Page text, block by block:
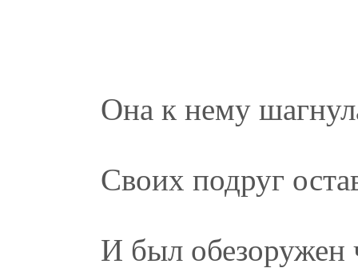
Она к нему
Своих подруг
И был обезоружен